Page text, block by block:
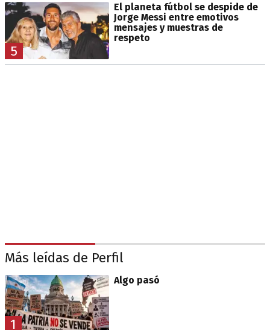
5
El planeta fútbol se despide de
Jorge Messi entre emotivos
mensajes y muestras de
respeto
Más leídas de Perfil
1
Algo pasó